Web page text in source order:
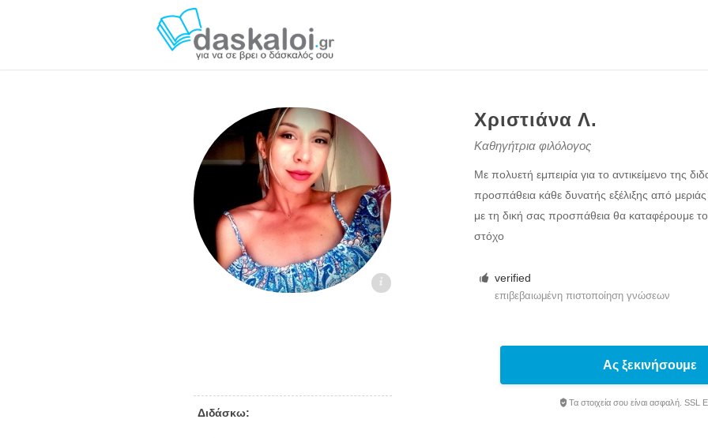
Χριστιάνα Λ. - daskaloi.gr
Χριστιάνα Λ.
Καθηγήτρια φιλόλογος
Με πολυετή εμπειρία για το αντικείμενο της
προσπάθεια κάθε δυνατής εξέλιξης από
με τη δική σας προσπάθεια θα καταφέρουμε
στόχο
verified
επιβεβαιωμένη πιστοποίηση γνώσεων
Διδάσκω:
Ας ξεκινήσουμε
Τα στοιχεία σου είναι ασφαλή. SSL